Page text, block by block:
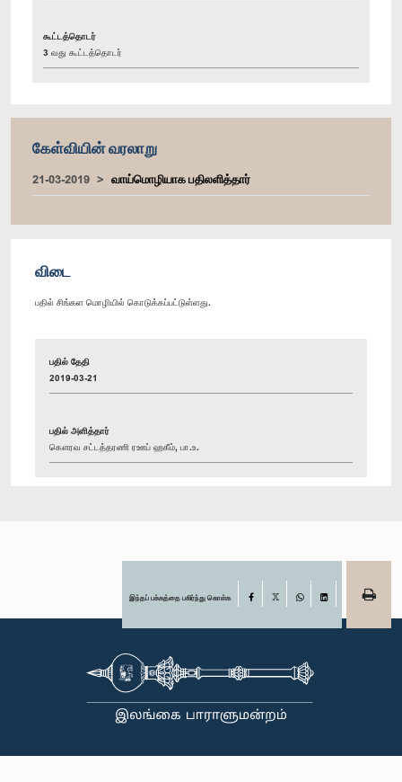
கூட்டத்தொடர்
3 வது கூட்டத்தொடர்
கேள்வியின் வரலாறு
21-03-2019 வாய்மொழியாக பதிலளித்தார்
விடை
பதில் சிங்கள மொழியில் கொடுக்கப்பட்டுள்ளது.
பதில் தேதி
2019-03-21
பதில் அளித்தார்
கௌரவ சட்டத்தரணி ரஊப் ஹகீம், பா.உ.
இந்தப் பக்கத்தை பகிர்ந்து கொள்க Facebook